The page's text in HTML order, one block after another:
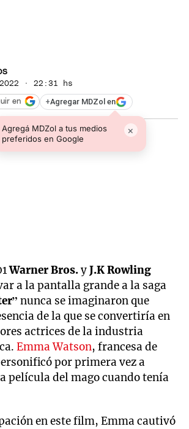
· 22:31 hs
+Agregar MDZol en
Agregá MDZol a tus medios
preferidos en Google
×
en
Warner Bros.yJ.K Rowling
a la pantalla grande a la saga
nunca se imaginaron que
de la que se convertiría en
actrices de la industria
Emma Watson, francesa de
por primera vez a
película del mago cuando tenía
en este film, Emma cautivó